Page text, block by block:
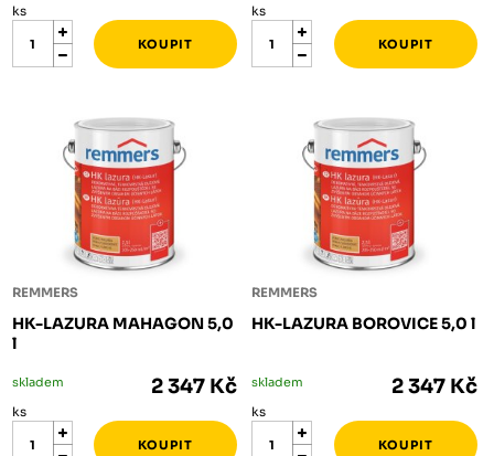
ks ks
REMMERS
HK-LAZURA MAHAGON 5,0
l
skladem 2 347 Kč
ks
REMMERS
HK-LAZURA BOROVICE 5,0 l
skladem 2 347 Kč
ks